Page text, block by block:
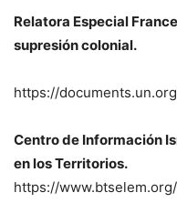
Relatora Especial
supresión colonial.
https://
Centro de Información
en los Territorios.
https://